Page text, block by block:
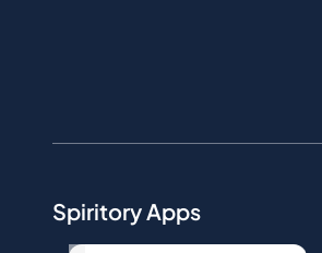
Spiritory Apps